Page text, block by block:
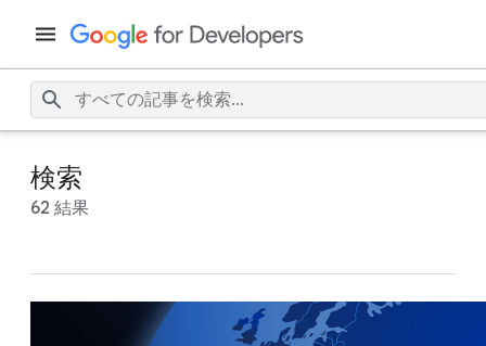
検索
62 結果